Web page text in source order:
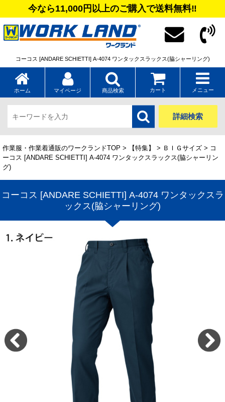
今なら11,000円以上のご購入で送料無料‼
コーコス [ANDARE SCHIETTI] A-4074 ワンタックスラックス(脇シャーリング)
ホーム マイページ 商品検索 カート メニュー
詳細検索
作業服・作業着通販のワークランドTOP > 【特集】 > ＢＩＧサイズ > コ
ーコス [ANDARE SCHIETTI] A-4074 ワンタックスラックス(脇シャーリン
グ)
コーコス [ANDARE SCHIETTI] A-4074 ワンタックスラ
ックス(脇シャーリング)